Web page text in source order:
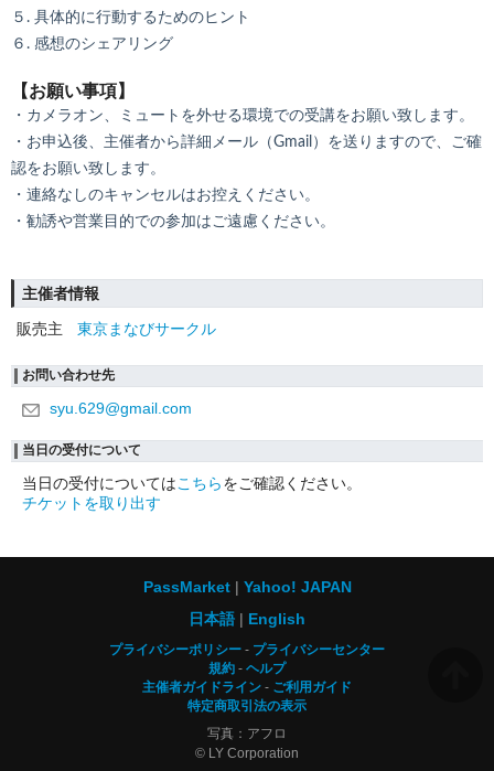
５. 具体的に行動するためのヒント
６. 感想のシェアリング
【お願い事項】
・カメラオン、ミュートを外せる環境での受講をお願い致します。
・お申込後、主催者から詳細メール（Gmail）を送りますので、ご確
認をお願い致します。
・連絡なしのキャンセルはお控えください。
・勧誘や営業目的での参加はご遠慮ください。
主催者情報
販売主
東京まなびサークル
お問い合わせ先
syu.629@gmail.com
当日の受付について
当日の受付についてはこちらをご確認ください。
チケットを取り出す
PassMarket
Yahoo! JAPAN
日本語
English
プライバシーポリシー
プライバシーセンター
規約
ヘルプ
主催者ガイドライン
ご利用ガイド
特定商取引法の表示
写真：アフロ
© LY Corporation